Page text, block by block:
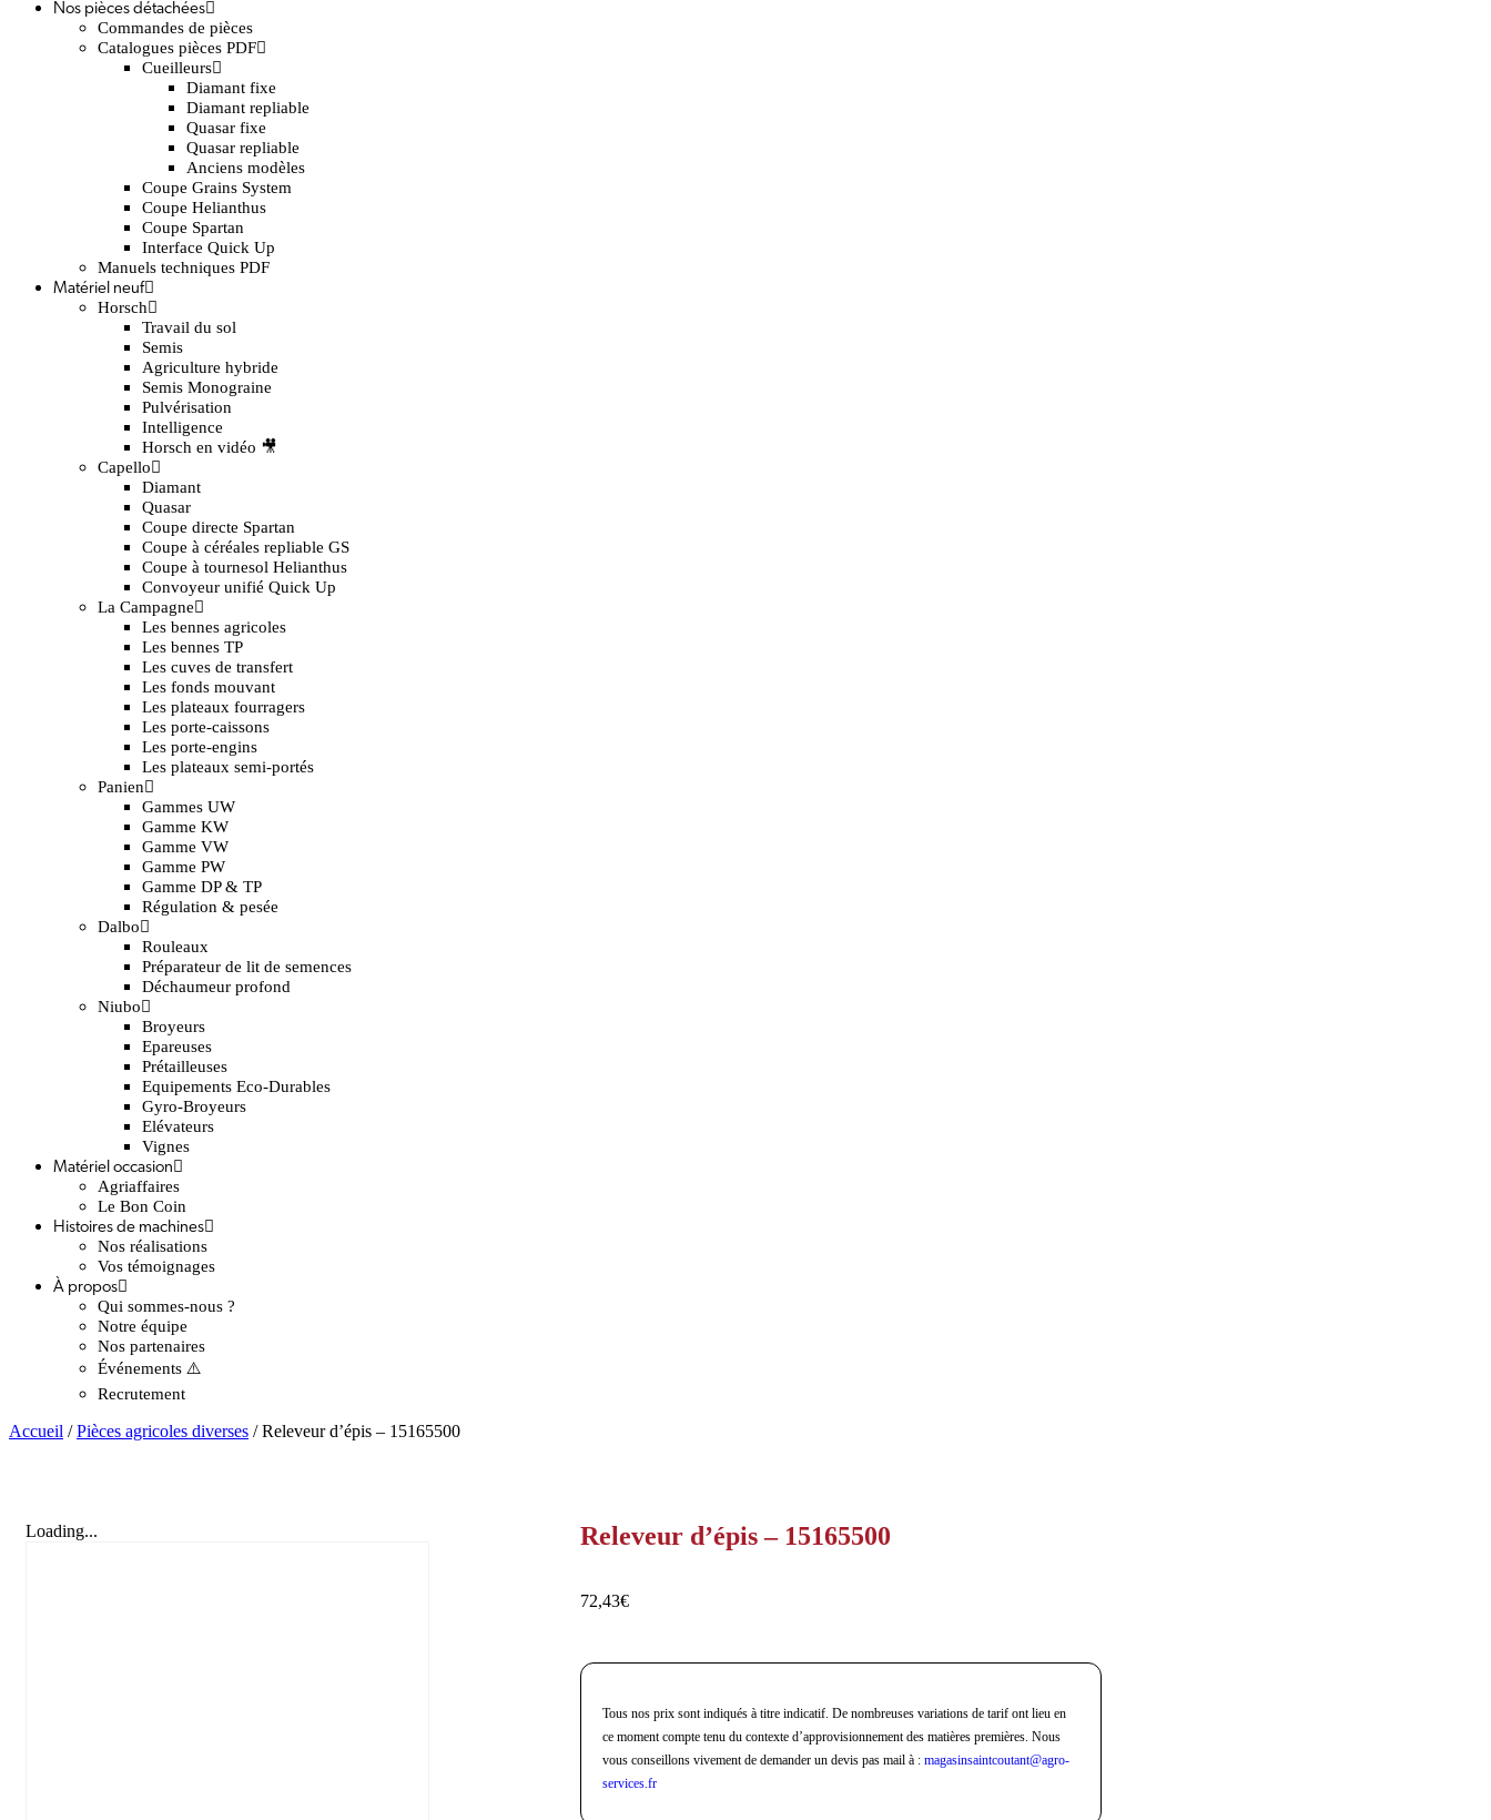
Nos pièces détachées
Commandes de pièces
Catalogues pièces PDF
Cueilleurs
Diamant fixe
Diamant repliable
Quasar fixe
Quasar repliable
Anciens modèles
Coupe Grains System
Coupe Helianthus
Coupe Spartan
Interface Quick Up
Manuels techniques PDF
Matériel neuf
Horsch
Travail du sol
Semis
Agriculture hybride
Semis Monograine
Pulvérisation
Intelligence
Horsch en vidéo 🎥
Capello
Diamant
Quasar
Coupe directe Spartan
Coupe à céréales repliable GS
Coupe à tournesol Helianthus
Convoyeur unifié Quick Up
La Campagne
Les bennes agricoles
Les bennes TP
Les cuves de transfert
Les fonds mouvant
Les plateaux fourragers
Les porte-caissons
Les porte-engins
Les plateaux semi-portés
Panien
Gammes UW
Gamme KW
Gamme VW
Gamme PW
Gamme DP & TP
Régulation & pesée
Dalbo
Rouleaux
Préparateur de lit de semences
Déchaumeur profond
Niubo
Broyeurs
Epareuses
Prétailleuses
Equipements Eco-Durables
Gyro-Broyeurs
Elévateurs
Vignes
Matériel occasion
Agriaffaires
Le Bon Coin
Histoires de machines
Nos réalisations
Vos témoignages
À propos
Qui sommes-nous ?
Notre équipe
Nos partenaires
Événements ⚠️
Recrutement
Accueil /Pièces agricoles diverses / Releveur d’épis – 15165500
Loading... Releveur d’épis – 15165500
72,43€
Tous nos prix sont indiqués à titre indicatif. De nombreuses variations de tarif ont lieu en
ce moment compte tenu du contexte d’approvisionnement des matières premières. Nous
vous conseillons vivement de demander un devis pas mail à : magasinsaintcoutant@agro-
services.fr